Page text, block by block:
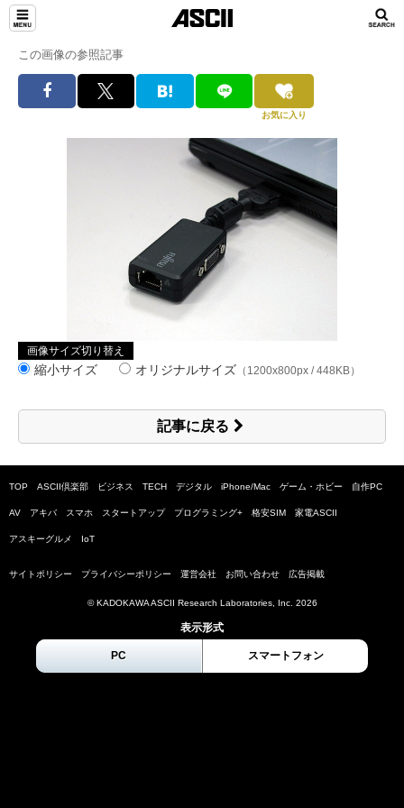
この画像の参照記事
お気に入り
画像サイズ切り替え
縮小サイズ オリジナルサイズ （1200x800px / 448KB）
記事に戻る
TOP ASCII倶楽部 ビジネス TECH デジタル iPhone/Mac ゲーム・ホビー 自作PC
AV アキバ スマホ スタートアップ プログラミング+ 格安SIM 家電ASCII
アスキーグルメ IoT
サイトポリシー プライバシーポリシー 運営会社 お問い合わせ 広告掲載
© KADOKAWA ASCII Research Laboratories, Inc. 2026
表示形式
PC スマートフォン